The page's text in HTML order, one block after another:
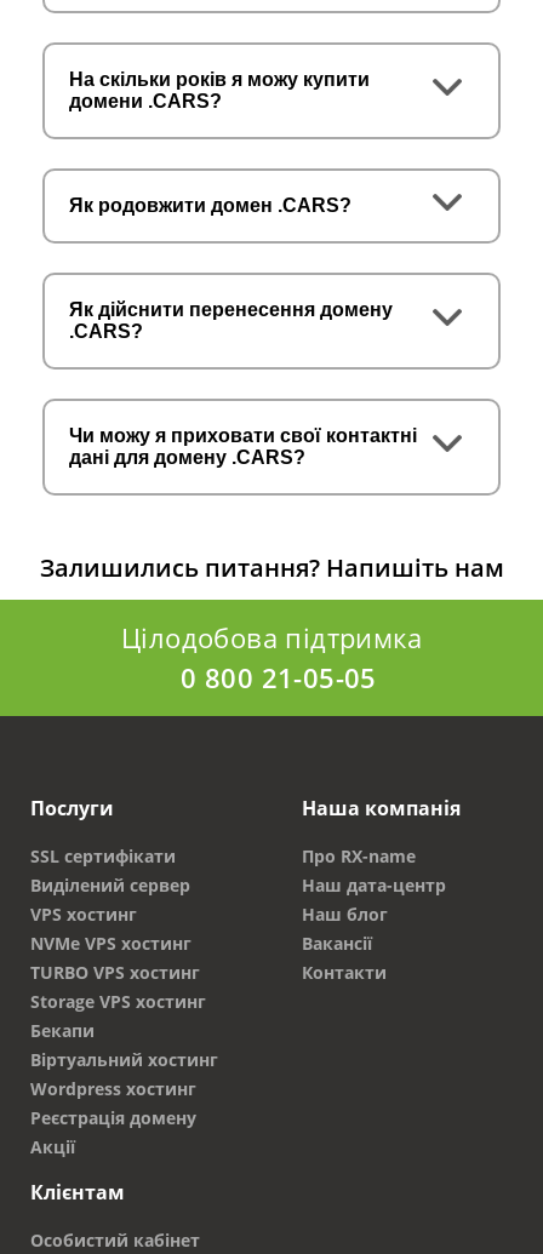
На скільки років я можу купити
домени .CARS?
Як родовжити домен .CARS?
Як дійснити перенесення домену
.CARS?
Чи можу я приховати свої контактні
дані для домену .CARS?
Залишились питання? Напишіть нам
Цілодобова підтримка
0 800 21-05-05
Послуги
SSL сертифікати
Виділений сервер
VPS хостинг
NVMe VPS хостинг
TURBO VPS хостинг
Storage VPS хостинг
Бекапи
Віртуальний хостинг
Wordpress хостинг
Реєстрація домену
Акції
Наша компанія
Про RX-name
Наш дата-центр
Наш блог
Вакансії
Контакти
Клієнтам
Особистий кабінет